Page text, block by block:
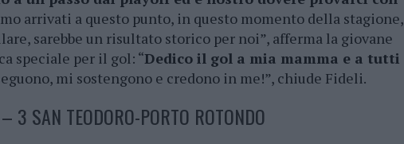
arrivati a questo punto, in questo momento della stagione,
sarebbe un risultato storico per noi”, afferma la giovane
speciale per il gol: “Dedico il gol a mia mamma e a tutti
mi sostengono e credono in me!”, chiude Fideli.
3 SAN TEODORO-PORTO ROTONDO